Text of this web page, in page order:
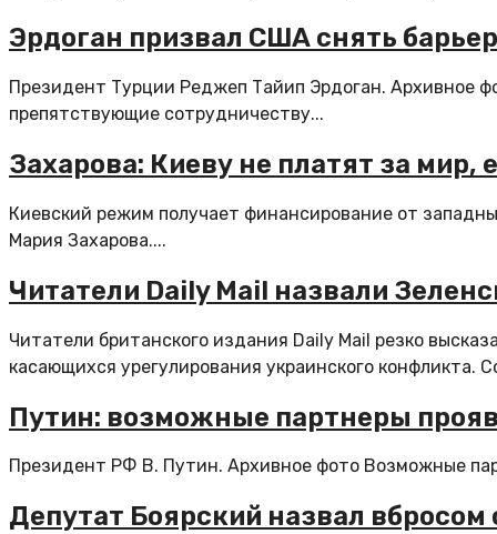
Эрдоган призвал США снять
Президент Турции Реджеп Тайип Эрдоган. Архивное
препятствующие сотрудничеству...
Захарова: Киеву не платят за мир,
Киевский режим получает финансирование от
Мария Захарова....
Читатели Daily Mail назвали
Читатели британского издания Daily Mail резко
касающихся урегулирования украинского конфликта.
Путин: возможные партнеры
Президент РФ В. Путин. Архивное фото Возможные
Депутат Боярский назвал